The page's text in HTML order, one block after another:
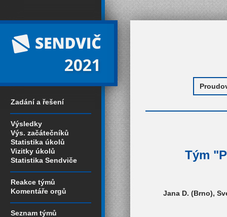
2021
Zadání a řešení
Výsledky
Výs. začátečníků
Statistika úkolů
Vizitky úkolů
Statistika Sendviče
Reakce týmů
Komentáře orgů
Seznam týmů
Tým
Jana D. (Brno),